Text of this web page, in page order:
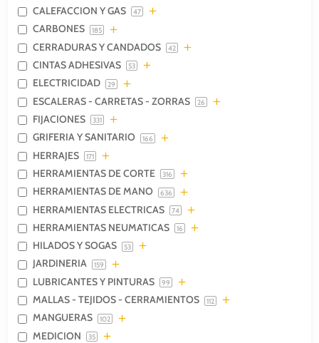
CALEFACCION Y GAS 47
CARBONES 185
CERRADURAS Y CANDADOS 42
CINTAS ADHESIVAS 53
ELECTRICIDAD 29
ESCALERAS - CARRETAS - ZORRAS 26
FIJACIONES 331
GRIFERIA Y SANITARIO 166
HERRAJES 171
HERRAMIENTAS DE CORTE 316
HERRAMIENTAS DE MANO 636
HERRAMIENTAS ELECTRICAS 74
HERRAMIENTAS NEUMATICAS 16
HILADOS Y SOGAS 53
JARDINERIA 159
LUBRICANTES Y PINTURAS 99
MALLAS - TEJIDOS - CERRAMIENTOS 112
MANGUERAS 102
MEDICION 35